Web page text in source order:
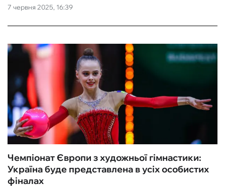
7 червня 2025, 16:39
Чемпіонат Європи з художньої гімнастики:
Україна буде представлена в усіх особистих
фіналах